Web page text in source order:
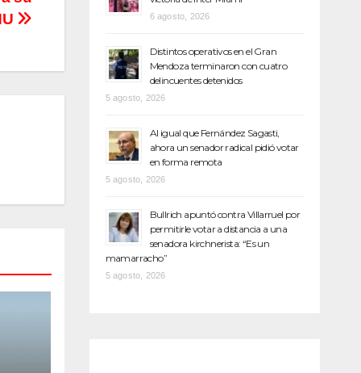
6 agosto, 2026
Distintos operativos en el Gran
Mendoza terminaron con cuatro
delincuentes detenidos
5 agosto, 2026
Al igual que Fernández Sagasti,
ahora un senador radical pidió votar
en forma remota
5 agosto, 2026
Bullrich apuntó contra Villarruel por
permitirle votar a distancia a una
senadora kirchnerista: “Es un
mamarracho”
5 agosto, 2026